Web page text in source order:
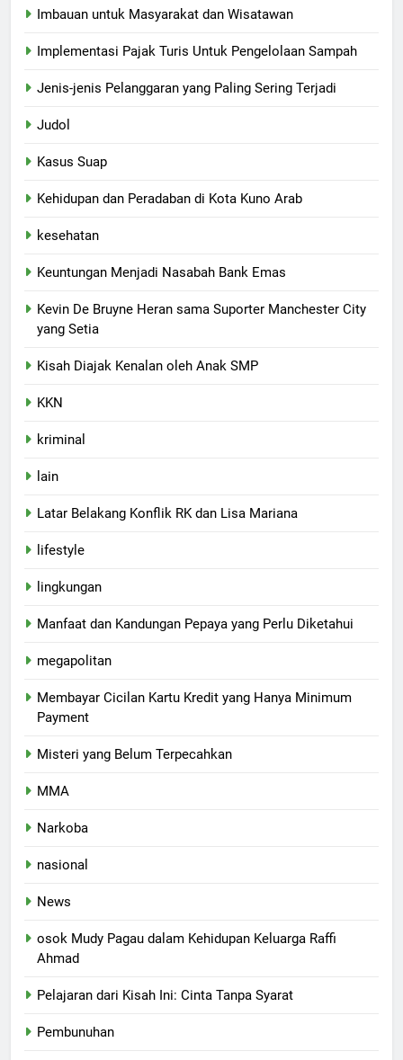
Imbauan untuk Masyarakat dan Wisatawan
Implementasi Pajak Turis Untuk Pengelolaan Sampah
Jenis-jenis Pelanggaran yang Paling Sering Terjadi
Judol
Kasus Suap
Kehidupan dan Peradaban di Kota Kuno Arab
kesehatan
Keuntungan Menjadi Nasabah Bank Emas
Kevin De Bruyne Heran sama Suporter Manchester City
yang Setia
Kisah Diajak Kenalan oleh Anak SMP
KKN
kriminal
lain
Latar Belakang Konflik RK dan Lisa Mariana
lifestyle
lingkungan
Manfaat dan Kandungan Pepaya yang Perlu Diketahui
megapolitan
Membayar Cicilan Kartu Kredit yang Hanya Minimum
Payment
Misteri yang Belum Terpecahkan
MMA
Narkoba
nasional
News
osok Mudy Pagau dalam Kehidupan Keluarga Raffi
Ahmad
Pelajaran dari Kisah Ini: Cinta Tanpa Syarat
Pembunuhan